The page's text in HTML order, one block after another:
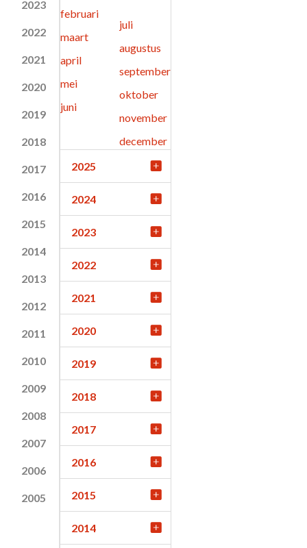
2023
2022
2021
2020
2019
2018
2017
2016
2015
2014
2013
2012
2011
2010
2009
2008
2007
2006
2005
februari
maart
april
mei
juni
juli
augustus
september
oktober
november
december
2025
2024
2023
2022
2021
2020
2019
2018
2017
2016
2015
2014